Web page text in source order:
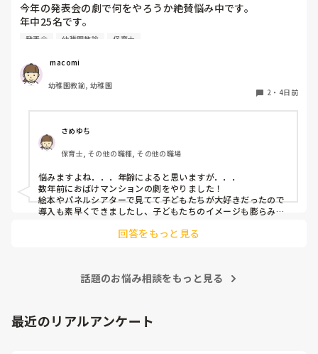
今年の発表会の劇で何をやろうか絶賛悩み中です。
年中25名です。
過去に「これは子どもたちも楽しんで大成功だった！」「観
ひ教えてほしいです！
発表会 幼稚園教諭 保育士
macomi
幼稚園教諭, 幼稚園
2 ・ 4日前
さめゆち
保育士, その他の職種, その他の職場
悩みますよね．．．年齢によると思いますが．．．
数年前におばけマンションの劇をやりました！
絵本やパネルシアターで見てて子どもたちが大好きだったので
導入も素早くできましたし、子どもたちのイメージも膨らみや
回答をもっと見る
話題のお悩み相談をもっと見る
最近のリアルアンケート